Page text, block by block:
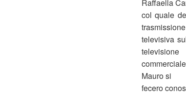
Raffaella
col quale
trasmissione
televisiva
televisione
Mauro si
fecero